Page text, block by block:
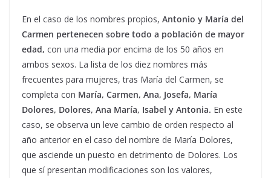
En el caso de los nombres propios, Antonio y María del
Carmen pertenecen sobre todo a población de mayor
edad, con una media por encima de los 50 años en
ambos sexos. La lista de los diez nombres más
frecuentes para mujeres, tras María del Carmen, se
completa con María, Carmen, Ana, Josefa, María
Dolores, Dolores, Ana María, Isabel y Antonia. En este
caso, se observa un leve cambio de orden respecto al
año anterior en el caso del nombre de María Dolores,
que asciende un puesto en detrimento de Dolores. Los
que sí presentan modificaciones son los valores,